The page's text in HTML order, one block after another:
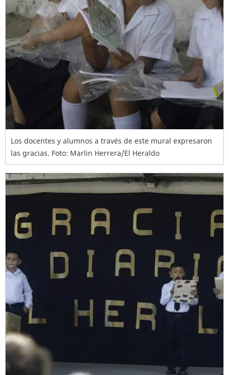
Los docentes y alumnos a través de este mural expresaron
las gracias. Foto: Marlin Herrera/El Heraldo